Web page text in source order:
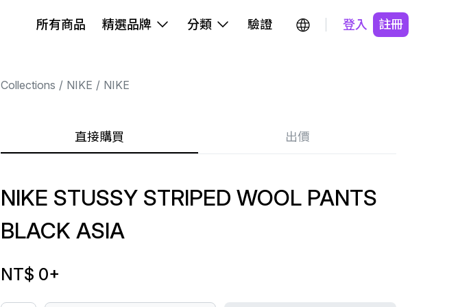
所有商品 精選品牌 分類 驗證 登入 註冊
Collections NIKE NIKE
直接購買 出價
NIKE STUSSY STRIPED WOOL PANTS
BLACK ASIA
NT$ 0+